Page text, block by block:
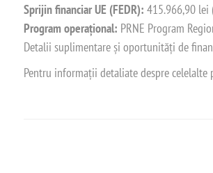
Sprijin financiar UE (FEDR): 415.966,90 lei
Program operațional: PRNE Program
Detalii suplimentare și oportunități de
Pentru informații detaliate despre celelalte